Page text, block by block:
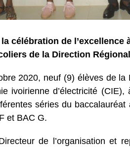
célébration de
de la Direction
2020, neuf (9) élèves de
ivoirienne d’électricité
séries du
et BAC G.
de l’organisation et